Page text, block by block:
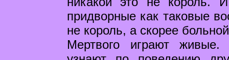
придворные как таковые
не король, а скорее
Мертвого играют